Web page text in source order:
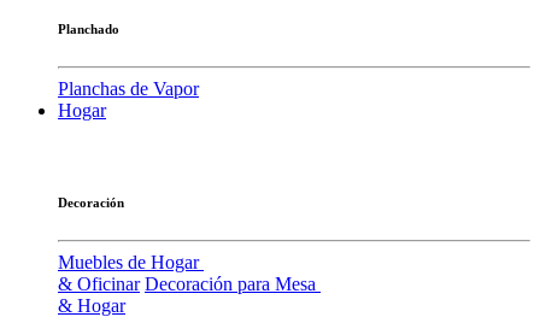
Planchado
Planchas de Vapor
Hogar
Decoración
Muebles de Hogar
& Oficinar Decoración para Mesa
& Hogar